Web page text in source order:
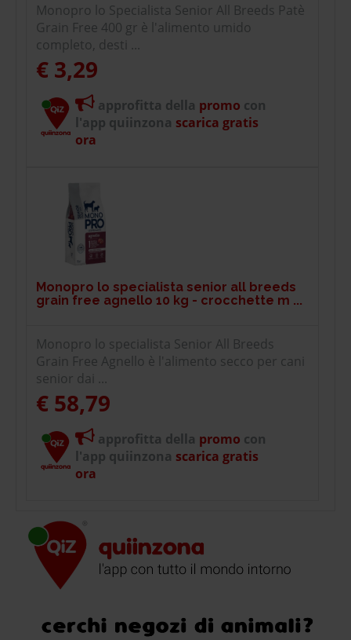
Monopro lo Specialista Senior All Breeds Patè
Grain Free 400 gr è l'alimento umido
completo, desti ...
€ 3,29
approfitta della promo con
l'app quiinzona scarica gratis
ora
Monopro lo specialista senior all breeds
grain free agnello 10 kg - crocchette m ...
Monopro lo specialista Senior All Breeds
Grain Free Agnello è l'alimento secco per cani
senior dai ...
€ 58,79
approfitta della promo con
l'app quiinzona scarica gratis
ora